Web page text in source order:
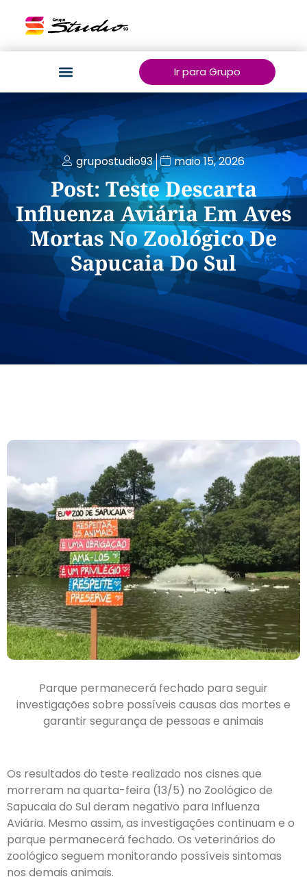
Ir para Grupo
grupostudio93 maio 15, 2026
Post: Teste Descarta
Influenza Aviária Em Aves
Mortas No Zoológico De
Sapucaia Do Sul
Parque permanecerá fechado para seguir
investigações sobre possíveis causas das mortes e
garantir segurança de pessoas e animais
Os resultados do teste realizado nos cisnes que
morreram na quarta-feira (13/5) no Zoológico de
Sapucaia do Sul deram negativo para Influenza
Aviária. Mesmo assim, as investigações continuam e o
parque permanecerá fechado. Os veterinários do
zoológico seguem monitorando possíveis sintomas
nos demais animais.